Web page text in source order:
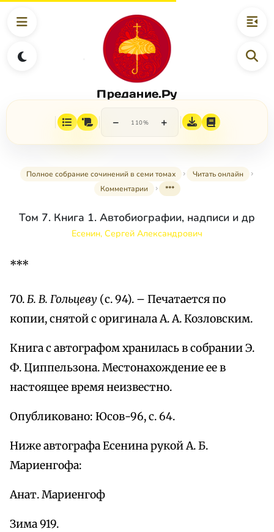
Предание.Ру
− 110% +
Полное собрание сочинений в семи томах
Читать онлайн
Комментарии
***
Том 7. Книга 1. Автобиографии, надписи и др
Есенин, Сергей Александрович
***
70.Б. В. Гольцеву (с. 94). – Печатается по
копии, снятой с оригинала А. А. Козловским.
Книга с автографом хранилась в собрании Э.
Ф. Циппельзона. Местонахождение ее в
настоящее время неизвестно.
Опубликовано: Юсов-96, с. 64.
Ниже автографа Есенина рукой А. Б.
Мариенгофа:
Анат. Мариенгоф
Зима 919.